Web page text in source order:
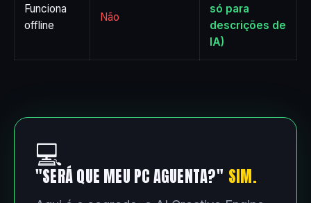
Funciona
offline
Não
só para
descrições de
IA)
💻
"SERÁ QUE MEU PC AGUENTA?" SIM.